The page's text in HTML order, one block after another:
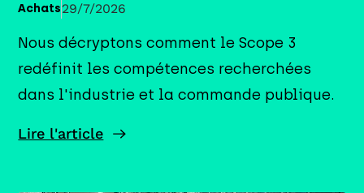
Achats29/7/2026
Nous décryptons comment le Scope 3
redéfinit les compétences recherchées
dans l'industrie et la commande publique.
Lire l'article